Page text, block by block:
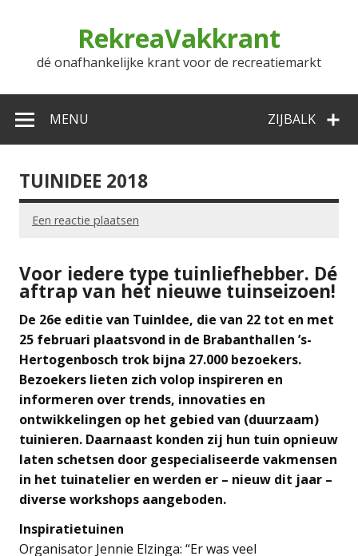
RekreaVakkrant
dé onafhankelijke krant voor de recreatiemarkt
ZIJBALK
MENU
TUINIDEE 2018
Een reactie plaatsen
Voor iedere type tuinliefhebber. Dé
aftrap van het nieuwe tuinseizoen!
De 26e editie van TuinIdee, die van 22 tot en met
25 februari plaatsvond in de Brabanthallen ’s-
Hertogenbosch trok bijna 27.000 bezoekers.
Bezoekers lieten zich volop inspireren en
informeren over trends, innovaties en
ontwikkelingen op het gebied van (duurzaam)
tuinieren. Daarnaast konden zij hun tuin opnieuw
laten schetsen door gespecialiseerde vakmensen
in het tuinatelier en werden er – nieuw dit jaar –
diverse workshops aangeboden.
Inspiratietuinen
Organisator Jennie Elzinga: “Er was veel